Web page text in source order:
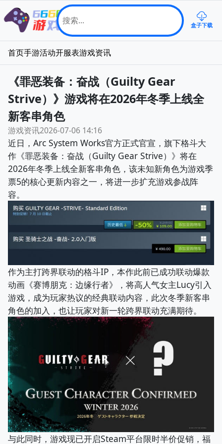
盒子下载
首页手游活动开服表游戏资讯
《罪恶装备：奋战（Guilty Gear
Strive）》游戏将在2026年冬季上线全
新客串角色
游戏资讯2026-07-06 14:16
近日，Arc System Works官方正式官宣，旗下格斗大
作《罪恶装备：奋战（Guilty Gear Strive）》将在
2026年冬季上线全新客串角色，该未知新角色为游戏季
票5的核心更新内容之一，将进一步扩充游戏参战阵
容。
作为主打跨界联动的格斗IP，本作此前已成功联动爆款
动画《赛博朋克：边缘行者》，将高人气女主Lucy引入
游戏，成为玩家热议的经典联动内容，此次冬季新客串
角色的加入，也让玩家对新一轮跨界联动充满期待。
与此同时，游戏现已开启Steam平台限时半价促销，福